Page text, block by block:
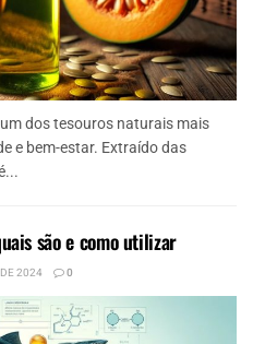
dos tesouros naturais mais
e bem-estar. Extraído das
são e como utilizar
2024 0